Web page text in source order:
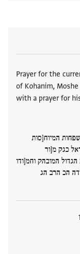
Prayer for the
of Kohanim,
with a prayer for
המיוח[סות
כגק מ[ור
המובהק וחמ[ודו
הכ הרב הג
1